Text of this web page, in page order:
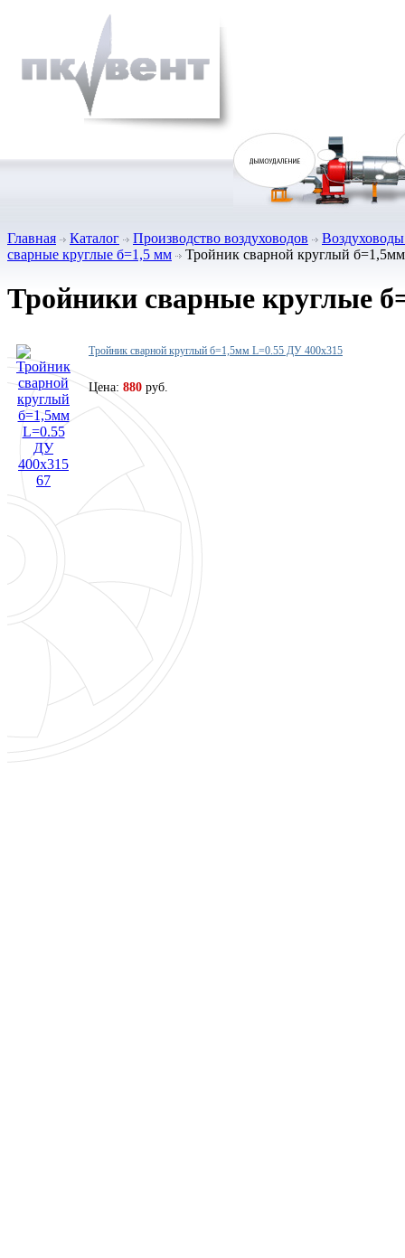
Главная Каталог Производство воздуховодов
сварные круглые б=1,5 мм
Тройник сварной круглый
Тройники сварные круглые
Тройник сварной круглый б=1,5мм L=0.55 ДУ 400х315
Цена: 880 руб.